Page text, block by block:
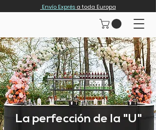
Envío Exprés a toda Europa
La perfección de la "U"